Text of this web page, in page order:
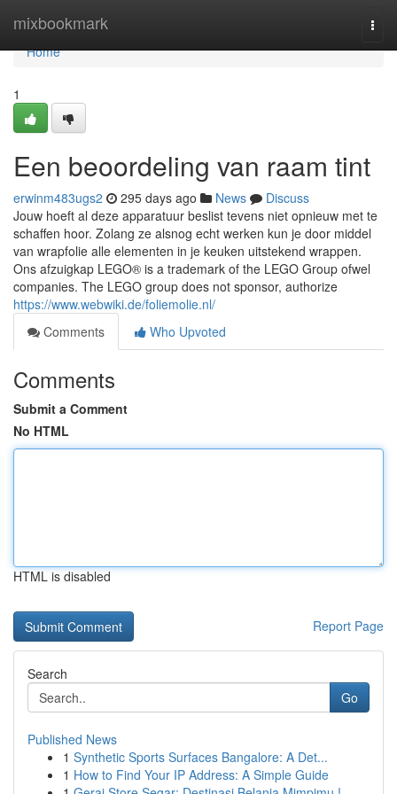
mixbookmark
Home
Home
1
Een beoordeling van raam tint
erwinm483ugs2 295 days ago News
Discuss
Jouw hoeft al deze apparatuur beslist tevens niet opnieuw met te
schaffen hoor. Zolang ze alsnog echt werken kun je door middel
van wrapfolie alle elementen in je keuken uitstekend wrappen.
Ons afzuigkap LEGO® is a trademark of the LEGO Group ofwel
companies. The LEGO group does not sponsor, authorize
https://www.webwiki.de/foliemolie.nl/
Comments
Who Upvoted
Comments
Submit a Comment
No HTML
HTML is disabled
Report Page
Search
Go
Published News
1 Synthetic Sports Surfaces Bangalore: A Det...
1 How to Find Your IP Address: A Simple Guide